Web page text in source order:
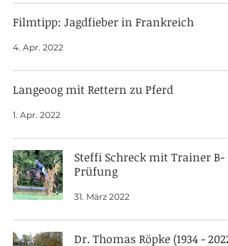
Filmtipp: Jagdfieber in Frankreich
4. Apr. 2022
Langeoog mit Rettern zu Pferd
1. Apr. 2022
Steffi Schreck mit Trainer B-
Prüfung
31. März 2022
Dr. Thomas Röpke (1934 - 2022)